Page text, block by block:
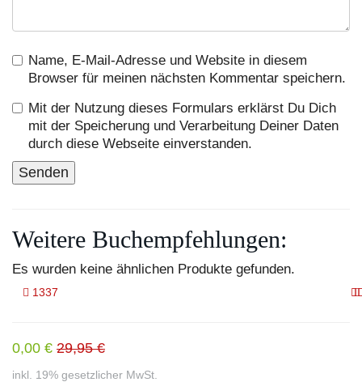
Name, E-Mail-Adresse und Website in diesem
Browser für meinen nächsten Kommentar speichern.
Mit der Nutzung dieses Formulars erklärst Du Dich
mit der Speicherung und Verarbeitung Deiner Daten
durch diese Webseite einverstanden.
Weitere Buchempfehlungen:
Es wurden keine ähnlichen Produkte gefunden.
1337
0,00 € 29,95 €
inkl. 19% gesetzlicher MwSt.